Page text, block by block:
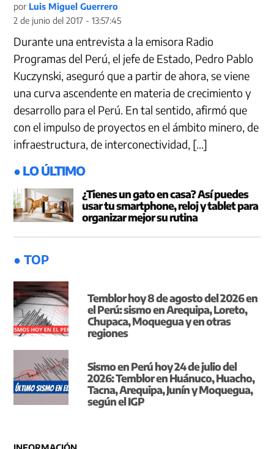
por Luis Miguel Guerrero
2 de junio del 2017 - 13:57:45
Durante una entrevista a la emisora Radio
Programas del Perú, el jefe de Estado, Pedro Pablo
Kuczynski, aseguró que a partir de ahora, se viene
una curva ascendente en materia de crecimiento y
desarrollo para el Perú. En tal sentido, afirmó que
con el impulso de proyectos en el ámbito minero, de
infraestructura, de interconectividad, […]
● LO ÚLTIMO
¿Tienes un gato en casa? Así puedes
usar tu smartphone, reloj y tablet para
organizar mejor su rutina
● TOP
Temblor hoy 8 de agosto del 2026 en
el Perú: sismo en Arequipa, Loreto,
Chupaca, Moquegua y en otras
regiones
Sismo en Perú hoy 24 de julio del
2026: Temblor en Huánuco, Huacho,
Tacna, Arequipa, Junín y Moquegua,
según el IGP